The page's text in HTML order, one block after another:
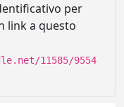
per
link a questo
11585/9554